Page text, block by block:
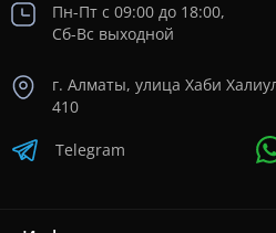
Пн-Пт с 09:00 до 18:00,
Сб-Вс выходной
г. Алматы, улица Хаби
410
Telegram